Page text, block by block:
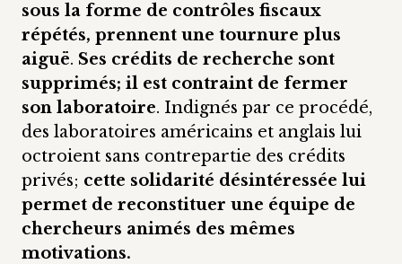
sous la forme de contrôles fiscaux
répétés, prennent une tournure plus
aiguë. Ses crédits de recherche sont
supprimés; il est contraint de fermer
son laboratoire. Indignés par ce procédé,
des laboratoires américains et anglais lui
octroient sans contrepartie des crédits
privés; cette solidarité désintéressée lui
permet de reconstituer une équipe de
chercheurs animés des mêmes
motivations.